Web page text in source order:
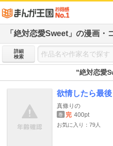
「絶対恋愛Sweet」の漫画・
詳細
検索
"絶対恋愛
欲情したら最後
真條りの
巻 完 400pt
お気に入り：79人